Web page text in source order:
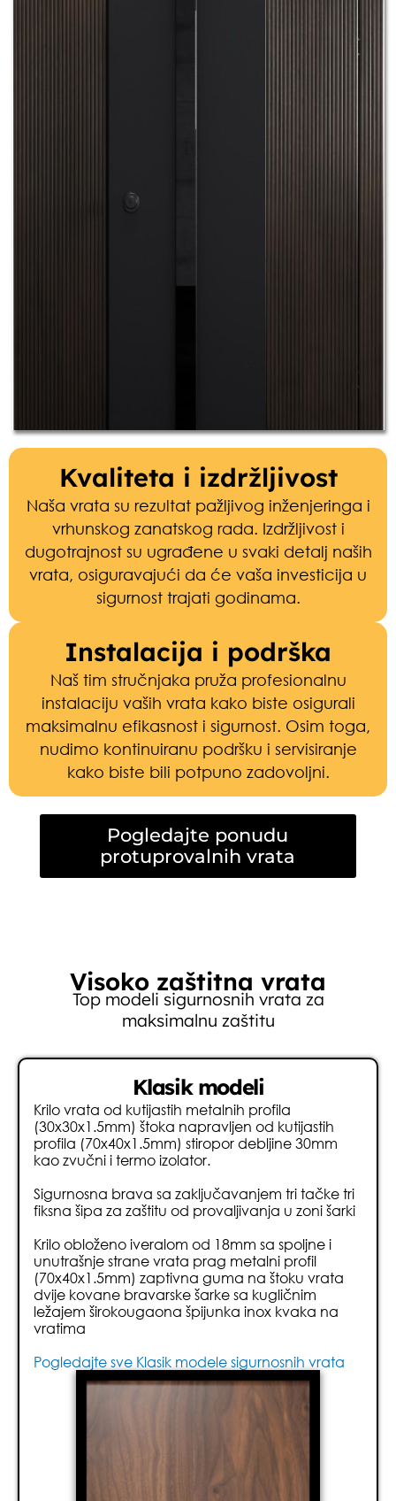
Kvaliteta i izdržljivost
Naša vrata su rezultat pažljivog inženjeringa i
vrhunskog zanatskog rada. Izdržljivost i
dugotrajnostsu ugrađene u svaki detalj naših
vrata, osiguravajući da će vaša investicija u
sigurnost trajati godinama.
Instalacija i podrška
Naš tim stručnjaka pruža profesionalnu
instalaciju vaših vrata kako biste osigurali
maksimalnu efikasnost i sigurnost. Osim toga,
nudimo kontinuiranu podršku i servisiranje
kako biste bili potpuno zadovoljni.
Pogledajte ponudu
protuprovalnih vrata
Visoko zaštitna vrata
Top modeli sigurnosnih vrata za
maksimalnu zaštitu
Klasik modeli
Krilo vrata od kutijastih metalnih profila
(30x30x1.5mm) štoka napravljen od kutijastih
profila (70x40x1.5mm) stiropor debljine 30mm
kao zvučni i termo izolator.
Sigurnosna brava sa zaključavanjem tri tačke tri
fiksna šipa za zaštitu od provaljivanja u zoni šarki
Krilo obloženo iveralom od 18mm sa spoljne i
unutrašnje strane vrata prag metalni profil
(70x40x1.5mm) zaptivna guma na štoku vrata
dvije kovane bravarske šarke sa kugličnim
ležajem širokougaona špijunka inox kvaka na
vratima
Pogledajte sve Klasik modele sigurnosnih vrata